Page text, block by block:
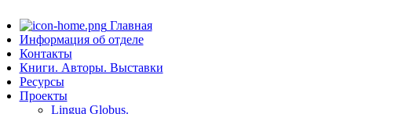
Главная
Информация об отделе
Контакты
Книги. Авторы. Выставки
Ресурсы
Проекты
Lingua Globus.